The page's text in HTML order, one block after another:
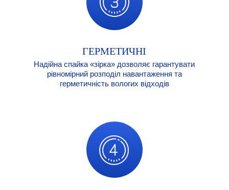
ГЕРМЕТИЧНІ
Надійна спайка «зірка» дозволяє гарантувати
рівномірний розподіл навантаження та
герметичність вологих відходів